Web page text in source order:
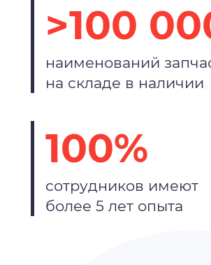
>100
наименований
на складе в наличии
100%
сотрудников имеют
более 5 лет опыта